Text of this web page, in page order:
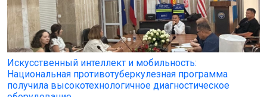
Искусственный интеллект и мобильность:
Национальная противотуберкулезная программа
получила высокотехнологичное диагностическое